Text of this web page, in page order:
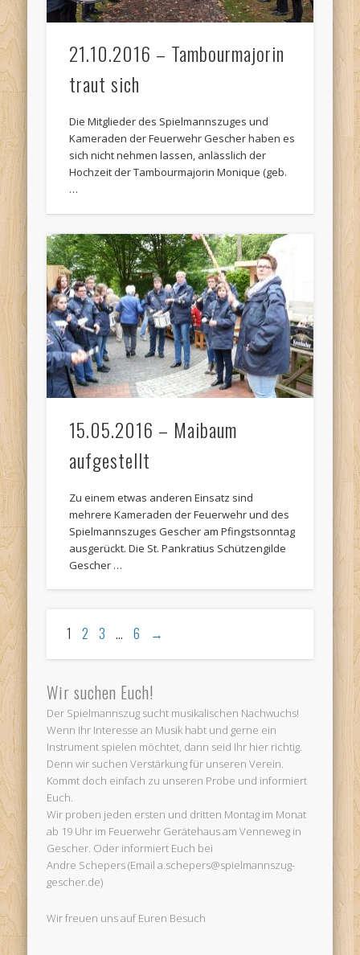
21.10.2016 – Tambourmajorin
traut sich
Die Mitglieder des Spielmannszuges und
Kameraden der Feuerwehr Gescher haben es
sich nicht nehmen lassen, anlässlich der
Hochzeit der Tambourmajorin Monique (geb.
…
15.05.2016 – Maibaum
aufgestellt
Zu einem etwas anderen Einsatz sind
mehrere Kameraden der Feuerwehr und des
Spielmannszuges Gescher am Pfingstsonntag
ausgerückt. Die St. Pankratius Schützengilde
Gescher …
1 2 3 … 6 →
Wir suchen Euch!
Der Spielmannszug sucht musikalischen Nachwuchs!
Wenn Ihr Interesse an Musik habt und gerne ein
Instrument spielen möchtet, dann seid Ihr hier richtig.
Denn wir suchen Verstärkung für unseren Verein.
Kommt doch einfach zu unseren Probe und informiert
Euch.
Wir proben jeden ersten und dritten Montag im Monat
ab 19 Uhr im Feuerwehr Gerätehaus am Venneweg in
Gescher. Oder informiert Euch bei
Andre Schepers (Email a.schepers@spielmannszug-
gescher.de)
Wir freuen uns auf Euren Besuch